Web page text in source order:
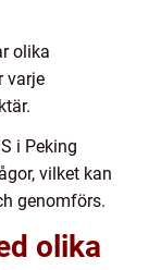
olika
varje
i Peking
vilket kan
genomförs.
olika